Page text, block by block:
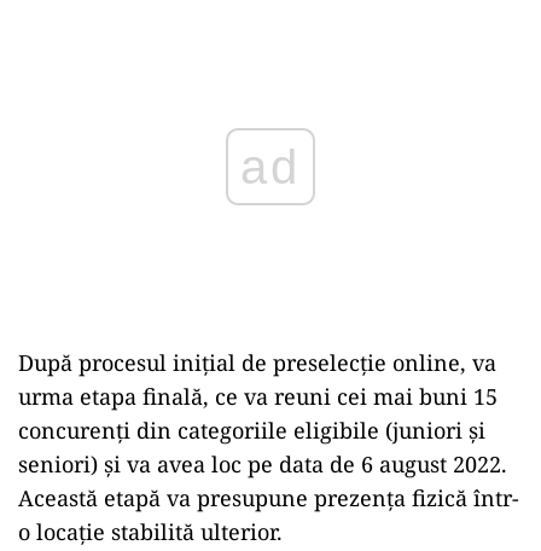
După procesul iniţial de preselecţie online, va
urma etapa finală, ce va reuni cei mai buni 15
concurenţi din categoriile eligibile (juniori şi
seniori) şi va avea loc pe data de 6 august 2022.
Această etapă va presupune prezenţa fizică într-
o locaţie stabilită ulterior.